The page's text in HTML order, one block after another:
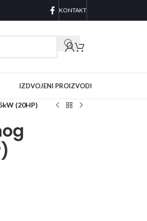
KONTAKT
IZDVOJENI PROIZVODI
(20HP)